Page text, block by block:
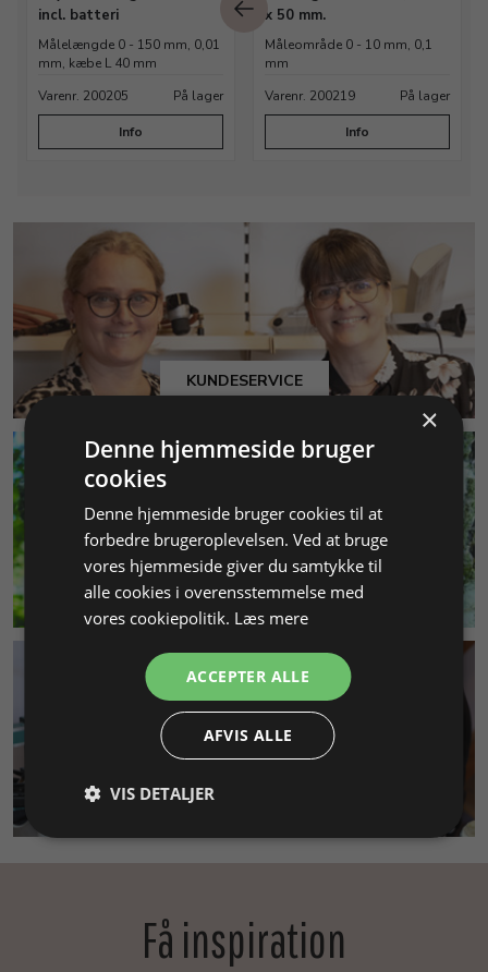
incl. batteri
Målelængde 0 - 150 mm, 0,01
mm, kæbe L 40 mm
Varenr. 200205
På lager
Info
x 50 mm.
Måleområde 0 - 10 mm, 0,1
mm
Varenr. 200219
På lager
Info
KUNDESERVICE
MILJØ & BÆREDYGTIGHED
SMYKKEKURSUS
Få inspiration
×
Denne hjemmeside bruger
cookies
Denne hjemmeside bruger cookies til at
forbedre brugeroplevelsen. Ved at bruge
vores hjemmeside giver du samtykke til
alle cookies i overensstemmelse med
vores cookiepolitik. Læs mere
ACCEPTER ALLE
AFVIS ALLE
VIS DETALJER